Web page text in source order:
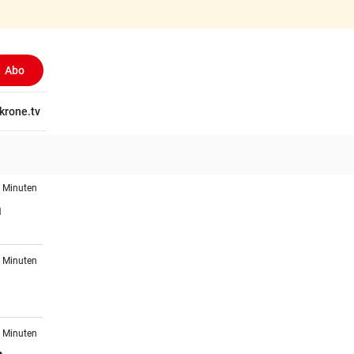
Abo
krone.tv
Minuten
Minuten
Minuten